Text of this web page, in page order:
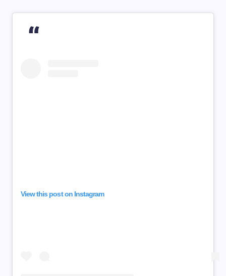
View this post on Instagram